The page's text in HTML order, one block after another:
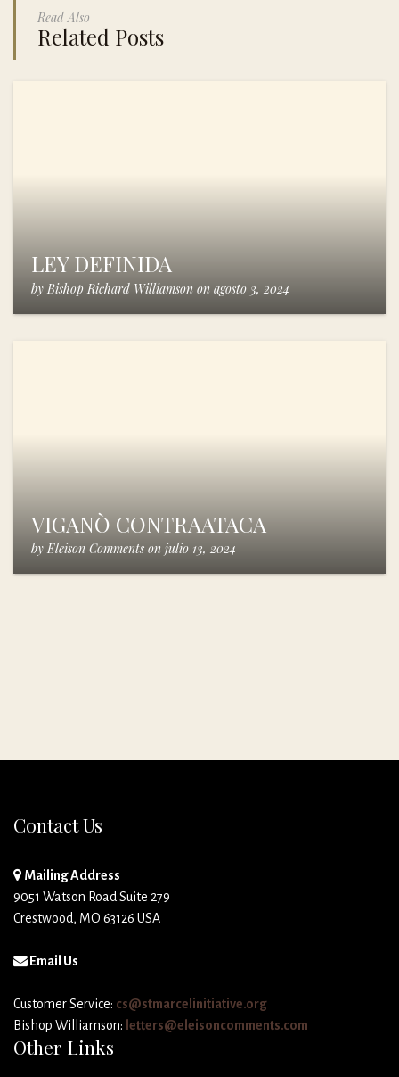
Read Also
Related Posts
LEY DEFINIDA
by Bishop Richard Williamson on agosto 3, 2024
VIGANÒ CONTRAATACA
by Eleison Comments on julio 13, 2024
Contact Us
Mailing Address
9051 Watson Road Suite 279
Crestwood, MO 63126 USA
Email Us
Customer Service: cs@stmarcelinitiative.org
Bishop Williamson: letters@eleisoncomments.com
Other Links